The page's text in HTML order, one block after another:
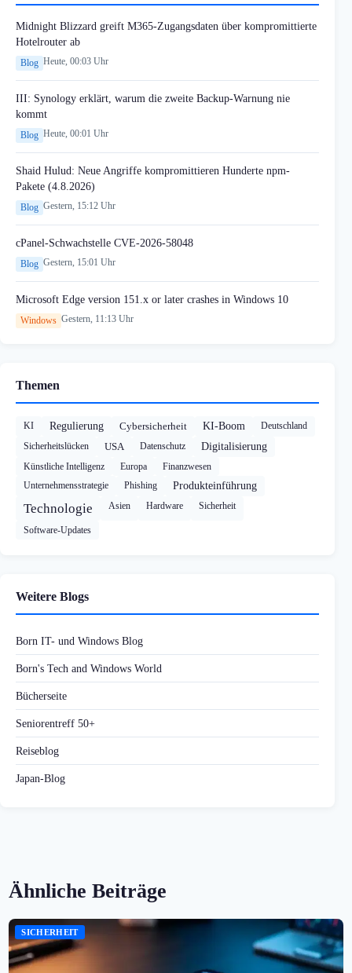
Midnight Blizzard greift M365-Zugangsdaten über kompromittierte
Hotelrouter ab
Blog Heute, 00:03 Uhr
III: Synology erklärt, warum die zweite Backup-Warnung nie
kommt
Blog Heute, 00:01 Uhr
Shaid Hulud: Neue Angriffe kompromittieren Hunderte npm-
Pakete (4.8.2026)
Blog Gestern, 15:12 Uhr
cPanel-Schwachstelle CVE-2026-58048
Blog Gestern, 15:01 Uhr
Microsoft Edge version 151.x or later crashes in Windows 10
Windows Gestern, 11:13 Uhr
Themen
KI Regulierung Cybersicherheit KI-Boom
Deutschland
Sicherheitslücken
USA Datenschutz Digitalisierung
Künstliche Intelligenz Europa
Finanzwesen
Unternehmensstrategie
Phishing Produkteinführung
Technologie Asien Hardware Sicherheit
Software-Updates
Weitere Blogs
Born IT- und Windows Blog
Born's Tech and Windows World
Bücherseite
Seniorentreff 50+
Reiseblog
Japan-Blog
Ähnliche Beiträge
SICHERHEIT